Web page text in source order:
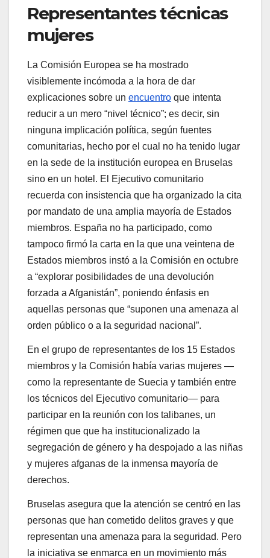
Representantes técnicas
mujeres
La Comisión Europea se ha mostrado
visiblemente incómoda a la hora de dar
explicaciones sobre un encuentro que intenta
reducir a un mero “nivel técnico”; es decir, sin
ninguna implicación política, según fuentes
comunitarias, hecho por el cual no ha tenido lugar
en la sede de la institución europea en Bruselas
sino en un hotel. El Ejecutivo comunitario
recuerda con insistencia que ha organizado la cita
por mandato de una amplia mayoría de Estados
miembros. España no ha participado, como
tampoco firmó la carta en la que una veintena de
Estados miembros instó a la Comisión en octubre
a “explorar posibilidades de una devolución
forzada a Afganistán”, poniendo énfasis en
aquellas personas que “suponen una amenaza al
orden público o a la seguridad nacional”.
En el grupo de representantes de los 15 Estados
miembros y la Comisión había varias mujeres —
como la representante de Suecia y también entre
los técnicos del Ejecutivo comunitario— para
participar en la reunión con los talibanes, un
régimen que que ha institucionalizado la
segregación de género y ha despojado a las niñas
y mujeres afganas de la inmensa mayoría de
derechos.
Bruselas asegura que la atención se centró en las
personas que han cometido delitos graves y que
representan una amenaza para la seguridad. Pero
la iniciativa se enmarca en un movimiento más